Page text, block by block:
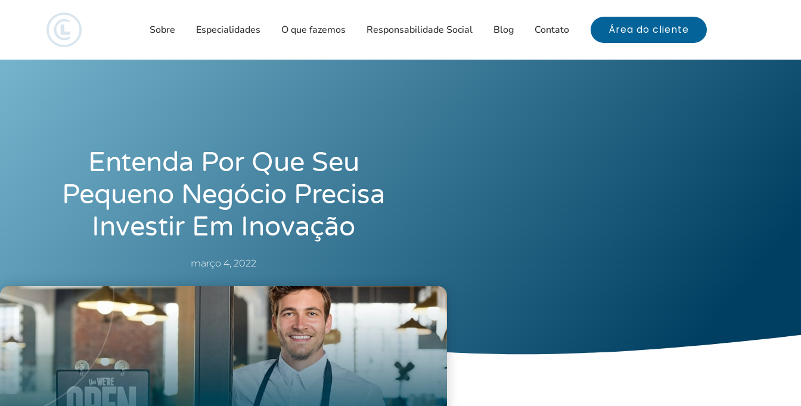
Sobre Especialidades O que fazemos Responsabilidade Social Blog Contato Área do cliente
Entenda Por Que Seu
Pequeno Negócio Precisa
Investir Em Inovação
março 4, 2022